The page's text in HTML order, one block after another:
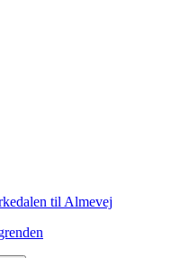
til Almevej